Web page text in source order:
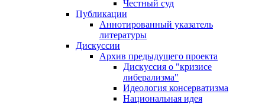
Честный суд
Публикации
Аннотированный указатель
литературы
Дискуссии
Архив предыдущего проекта
Дискуссия о "кризисе
либерализма"
Идеология консерватизма
Национальная идея